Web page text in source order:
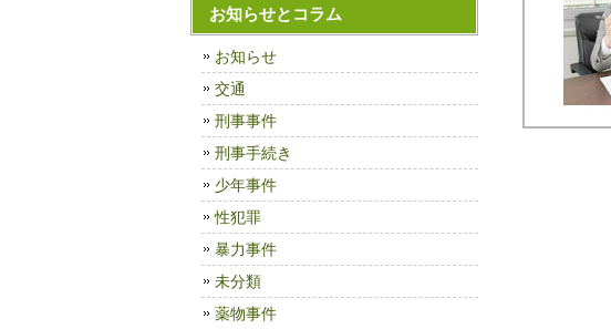
お知らせとコラム
お知らせ
交通
刑事事件
刑事手続き
少年事件
性犯罪
暴力事件
未分類
薬物事件